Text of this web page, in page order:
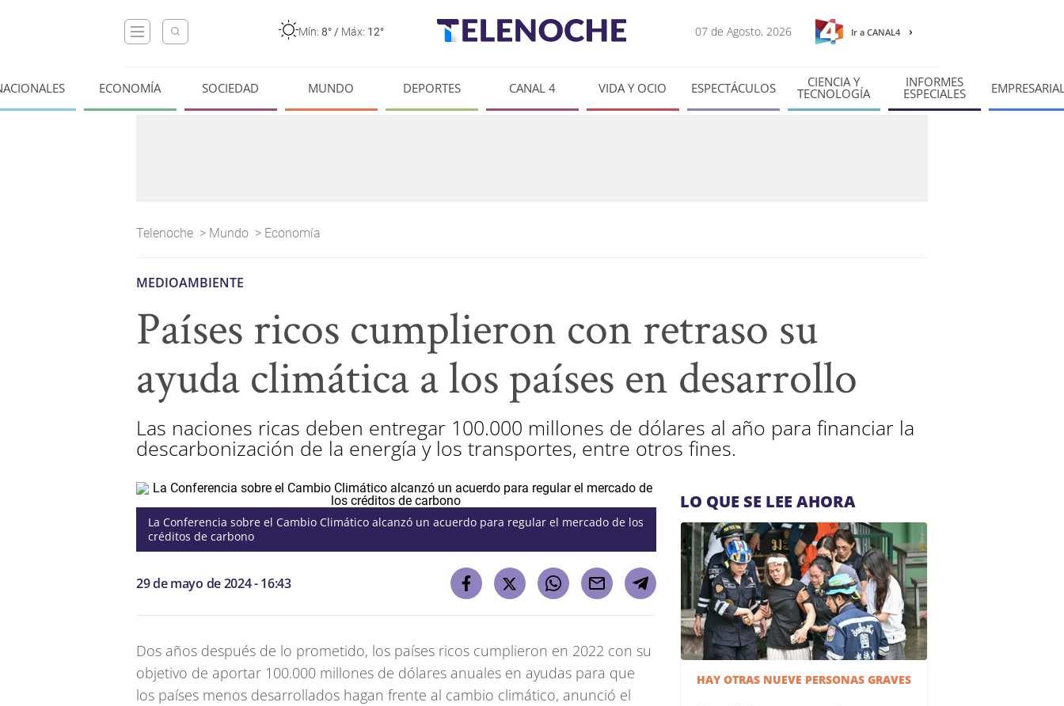
Mín: 8° / Máx: 12° 07 de Agosto, 2026 Ir a CANAL4
ECONOMÍA SOCIEDAD MUNDO DEPORTES CANAL 4 VIDA Y OCIO ESPECTÁCULOS CIENCIA Y
TECNOLOGÍA
INFORMES
ESPECIALES
Telenoche > Mundo > Economía
MEDIOAMBIENTE
Países ricos cumplieron con retraso su
ayuda climática a los países en desarrollo
Las naciones ricas deben entregar 100.000 millones de dólares al año para financiar la
descarbonización de la energía y los transportes, entre otros fines.
La Conferencia sobre el Cambio Climático alcanzó un acuerdo para regular el mercado de los
créditos de carbono
29 de mayo de 2024 - 16:43
Dos años después de lo prometido, los países ricos cumplieron en 2022 con su
objetivo de aportar 100.000 millones de dólares anuales en ayudas para que
los países menos desarrollados hagan frente al cambio climático, anunció el
LO QUE SE LEE AHORA
HAY OTRAS NUEVE PERSONAS GRAVES